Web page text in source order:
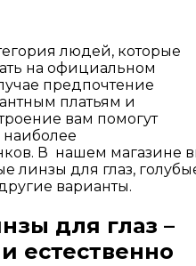
людей, которые
на официальном
предпочтение
платьям и
вам помогут
наиболее
В нашем магазине
линзы для глаз,
варианты.
для глаз –
естественно